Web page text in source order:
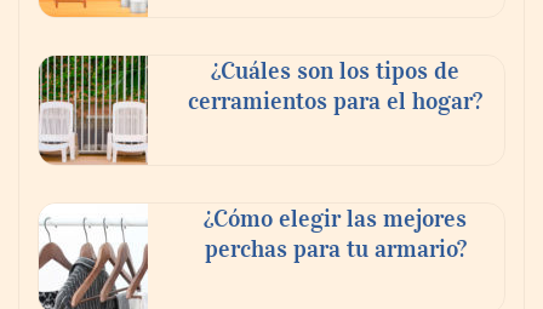
¿Cuáles son los tipos de
cerramientos para el hogar?
¿Cómo elegir las mejores
perchas para tu armario?